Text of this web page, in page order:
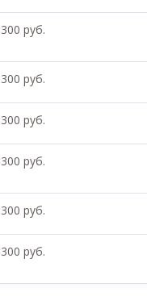
руб.
руб.
руб.
руб.
руб.
руб.